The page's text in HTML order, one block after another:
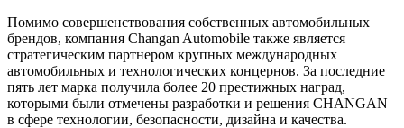
Помимо совершенствования собственных автомобильных
брендов, компания Changan Automobile также является
стратегическим партнером крупных международных
автомобильных и технологических концернов. За последние
пять лет марка получила более 20 престижных наград,
которыми были отмечены разработки и решения CHANGAN
в сфере технологии, безопасности, дизайна и качества.